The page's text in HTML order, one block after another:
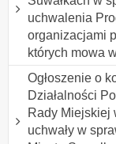
uchwalenia
organizacjami
których mowa
Ogłoszenie o
Działalności
Rady Miejskiej
uchwały w